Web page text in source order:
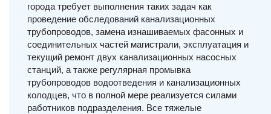
города требует выполнения таких задач как
проведение обследований канализационных
трубопроводов, замена изнашиваемых фасонных и
соединительных частей магистрали, эксплуатация и
текущий ремонт двух канализационных насосных
станций, а также регулярная промывка
трубопроводов водоотведения и канализационных
колодцев, что в полной мере реализуется силами
работников подразделения. Все тяжелые